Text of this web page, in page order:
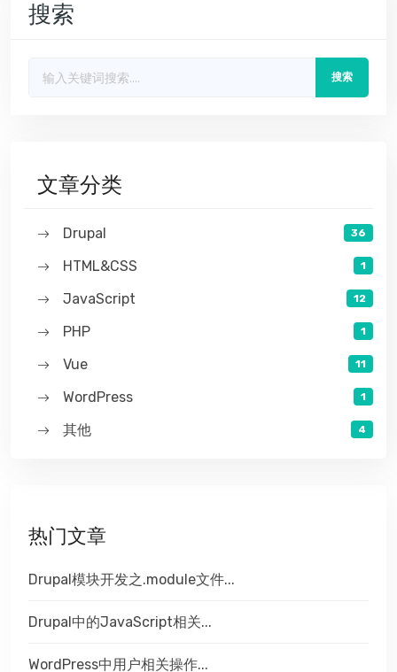
搜索
搜索
文章分类
Drupal 36
HTML&CSS 1
JavaScript 12
PHP 1
Vue 11
WordPress 1
其他 4
热门文章
Drupal模块开发之.module文件...
Drupal中的JavaScript相关...
WordPress中用户相关操作...